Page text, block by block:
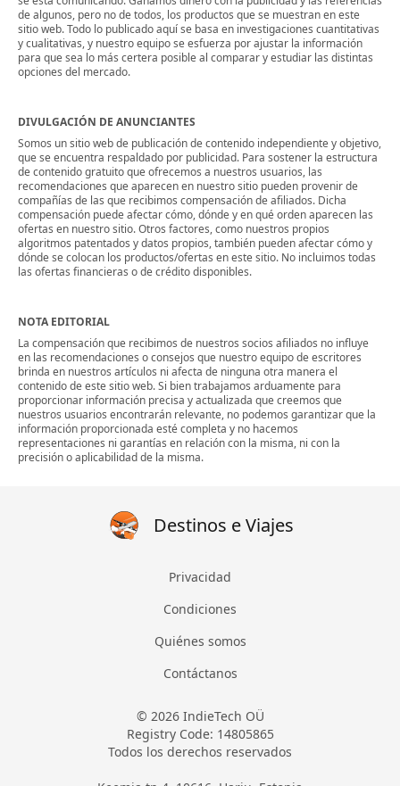
de algunos, pero no de todos, los productos que se muestran en este
sitio web. Todo lo publicado aquí se basa en investigaciones cuantitativas
y cualitativas, y nuestro equipo se esfuerza por ajustar la información
para que sea lo más certera posible al comparar y estudiar las distintas
opciones del mercado.
DIVULGACIÓN DE ANUNCIANTES
Somos un sitio web de publicación de contenido independiente y objetivo,
que se encuentra respaldado por publicidad. Para sostener la estructura
de contenido gratuito que ofrecemos a nuestros usuarios, las
recomendaciones que aparecen en nuestro sitio pueden provenir de
compañías de las que recibimos compensación de afiliados. Dicha
compensación puede afectar cómo, dónde y en qué orden aparecen las
ofertas en nuestro sitio. Otros factores, como nuestros propios
algoritmos patentados y datos propios, también pueden afectar cómo y
dónde se colocan los productos/ofertas en este sitio. No incluimos todas
las ofertas financieras o de crédito disponibles.
NOTA EDITORIAL
La compensación que recibimos de nuestros socios afiliados no influye
en las recomendaciones o consejos que nuestro equipo de escritores
brinda en nuestros artículos ni afecta de ninguna otra manera el
contenido de este sitio web. Si bien trabajamos arduamente para
proporcionar información precisa y actualizada que creemos que
nuestros usuarios encontrarán relevante, no podemos garantizar que la
información proporcionada esté completa y no hacemos
representaciones ni garantías en relación con la misma, ni con la
precisión o aplicabilidad de la misma.
Destinos e Viajes
Privacidad
Condiciones
Quiénes somos
Contáctanos
© 2026 IndieTech OÜ
Registry Code: 14805865
Todos los derechos reservados